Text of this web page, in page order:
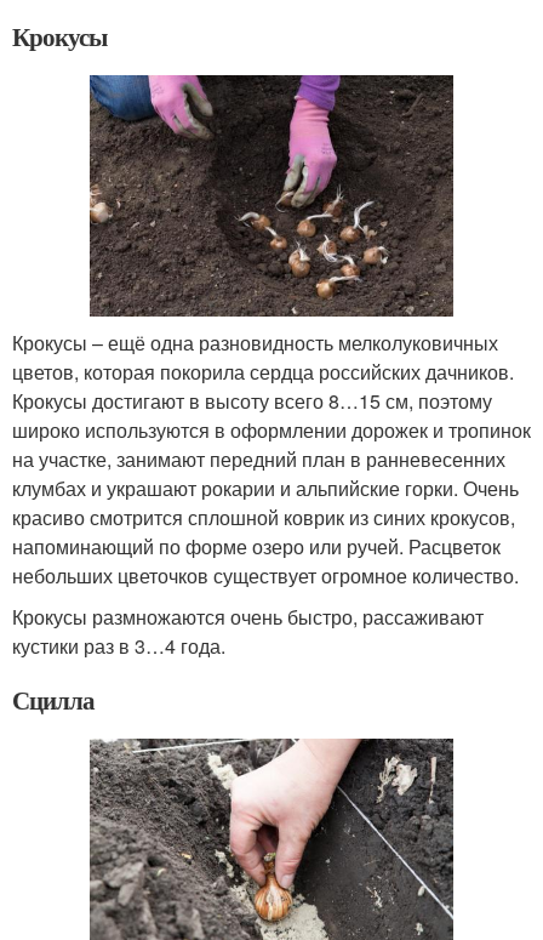
Крокусы
Крокусы – ещё одна разновидность мелколуковичных
цветов, которая покорила сердца российских дачников.
Крокусы достигают в высоту всего 8…15 см, поэтому
широко используются в оформлении дорожек и тропинок
на участке, занимают передний план в ранневесенних
клумбах и украшают рокарии и альпийские горки. Очень
красиво смотрится сплошной коврик из синих крокусов,
напоминающий по форме озеро или ручей. Расцветок
небольших цветочков существует огромное количество.
Крокусы размножаются очень быстро, рассаживают
кустики раз в 3…4 года.
Сцилла